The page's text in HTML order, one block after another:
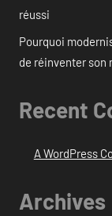
réussi
Pourquoi
de réinventer son
Recent
A WordPress
Archives